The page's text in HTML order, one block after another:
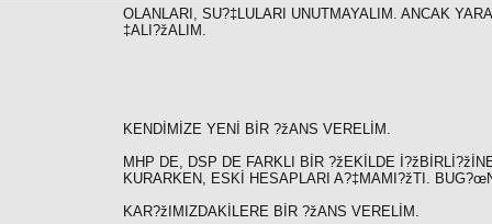
OLANLARI, SU?‡LULARI UNUTMAYALIM. ANCAK
‡ALI?žALIM.
KENDİMİZE YENİ BİR ?žANS VERELİM.
MHP DE, DSP DE FARKLI BİR ?žEKİLDE
KURARKEN, ESKİ HESAPLARI A?‡MAMI?žTI.
KAR?žIMIZDAKİLERE BİR ?žANS VERELİM.